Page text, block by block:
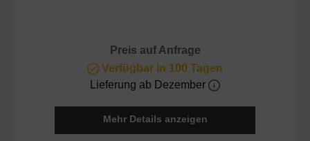
Preis auf Anfrage
Verfügbar in 100 Tagen
Lieferung ab Dezember
Mehr Details anzeigen